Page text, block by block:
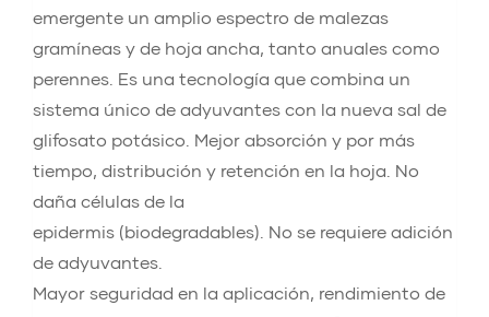
emergente un amplio espectro de malezas
gramíneas y de hoja ancha, tanto anuales como
perennes. Es una tecnología que combina un
sistema único de adyuvantes con la nueva sal de
glifosato potásico. Mejor absorción y por más
tiempo, distribución y retención en la hoja. No
daña células de la
epidermis (biodegradables). No se requiere adición
de adyuvantes.
Mayor seguridad en la aplicación, rendimiento de